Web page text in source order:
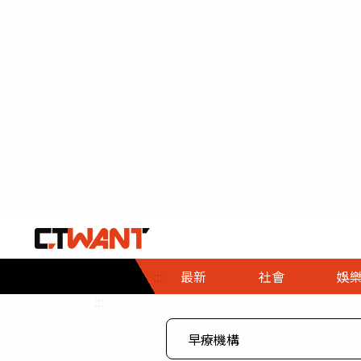
::: 最新 社會
社會首頁
時事
娛樂
娛樂首頁
即時
專題
財經首頁
熱線
３Ｃ
政